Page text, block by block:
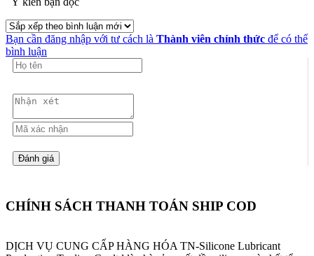
Bạn cần đăng nhập với tư cách là Thành viên chính thức để có thể
bình luận
CHÍNH SÁCH THANH TOÁN SHIP COD
DỊCH VỤ CUNG CẤP HÀNG HÓA TN-Silicone Lubricant